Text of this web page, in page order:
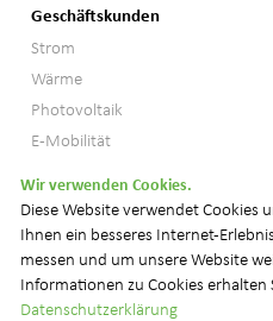
Geschäftskunden
Strom
Wärme
Photovoltaik
E-Mobilität
© 2026
Datenschutz
Wir verwenden Cookies.
Diese Website verwendet Cookies
Ihnen ein besseres Internet-
messen und um unsere Website
Informationen zu Cookies erhalten
Datenschutzerklärung